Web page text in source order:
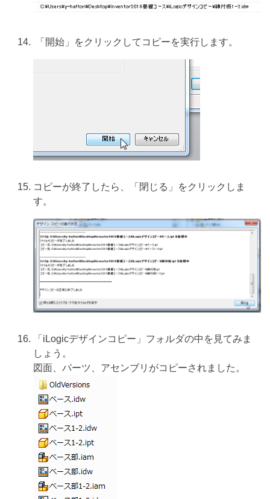
「開始」をクリックしてコピーを実行します。
コピーが終了したら、「閉じる」をクリックしま
す。
「iLogicデザインコピー」フォルダの中を見てみま
しょう。
図面、パーツ、アセンブリがコピーされました。